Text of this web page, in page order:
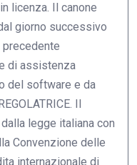
licenza. Il canone
giorno successivo
di assistenza
del software e da
Il
legge italiana con
Convenzione delle
internazionale di